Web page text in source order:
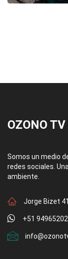
OZONO TV
Somos un medio
redes sociales.
ambiente.
Jorge Bizet
+51